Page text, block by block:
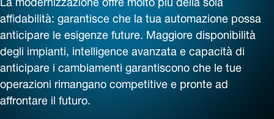
di modernizzazione:
Valutazione e pianificazione
Analisi esperta dei tuoi sistemi attuali e delle tue
esigenze future.